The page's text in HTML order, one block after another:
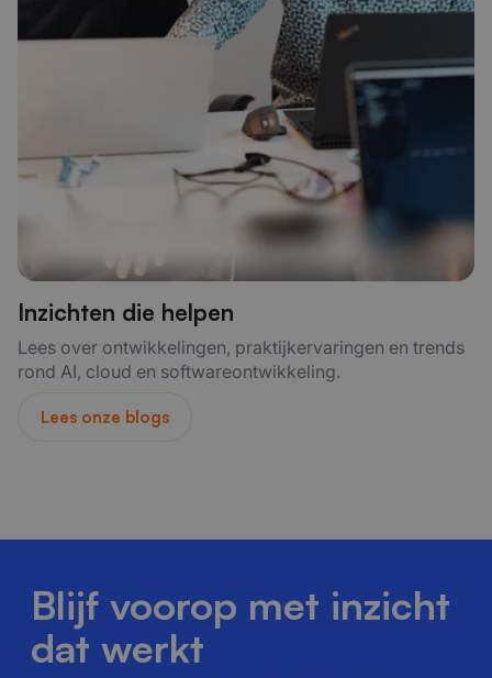
Inzichten die helpen
Lees over ontwikkelingen, praktijkervaringen en trends
rond AI, cloud en softwareontwikkeling.
Lees onze blogs
Blijf voorop met inzicht
dat werkt